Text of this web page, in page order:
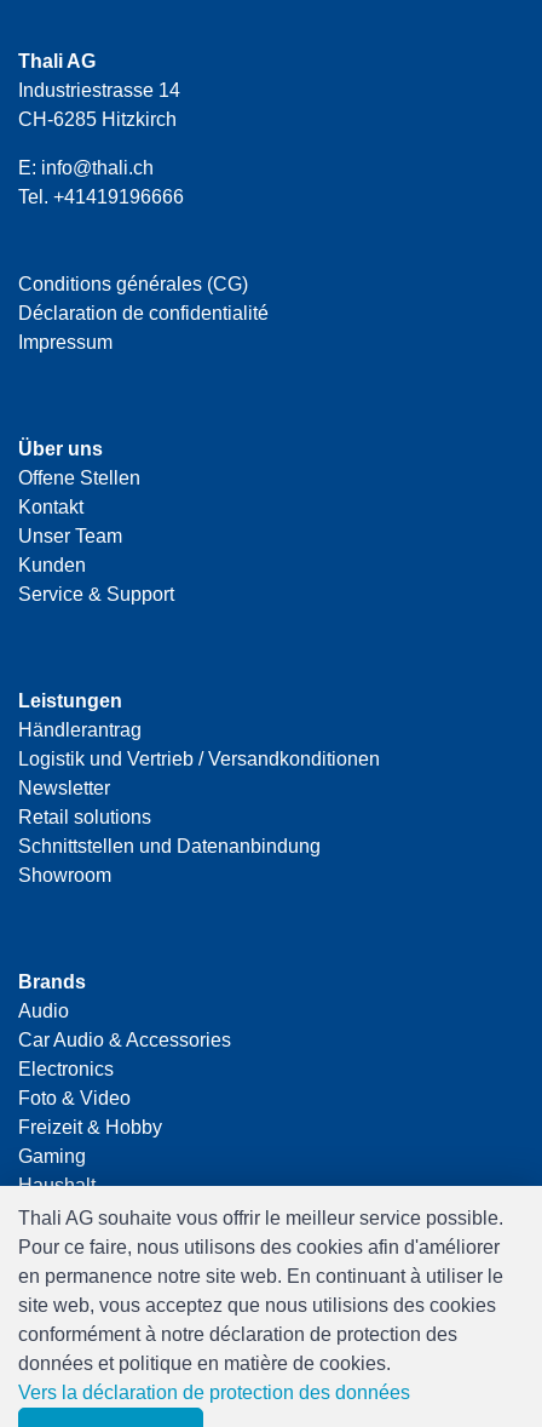
Thali AG
Industriestrasse 14
CH-6285 Hitzkirch
E: info@thali.ch
Tel. +41419196666
Conditions générales (CG)
Déclaration de confidentialité
Impressum
Über uns
Offene Stellen
Kontakt
Unser Team
Kunden
Service & Support
Leistungen
Händlerantrag
Logistik und Vertrieb / Versandkonditionen
Newsletter
Retail solutions
Schnittstellen und Datenanbindung
Showroom
Brands
Audio
Car Audio & Accessories
Electronics
Foto & Video
Freizeit & Hobby
Gaming
Haushalt
Home Office & Business
Merchandising
Smart Home
Spielwaren
Travel
Thali AG souhaite vous offrir le meilleur service possible.
Pour ce faire, nous utilisons des cookies afin d'améliorer
en permanence notre site web. En continuant à utiliser le
site web, vous acceptez que nous utilisions des cookies
conformément à notre déclaration de protection des
données et politique en matière de cookies.
Vers la déclaration de protection des données